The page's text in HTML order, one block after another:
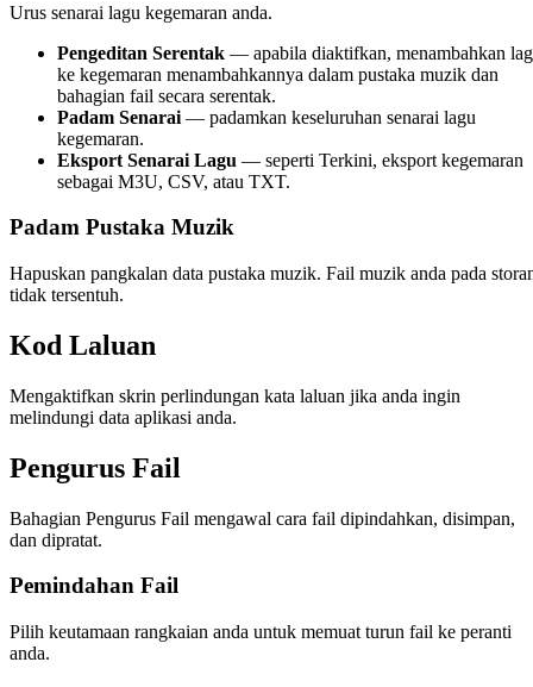
Urus senarai lagu kegemaran anda.
Pengeditan Serentak — apabila diaktifkan, menambahkan
ke kegemaran menambahkannya dalam pustaka muzik dan
bahagian fail secara serentak.
Padam Senarai — padamkan keseluruhan senarai lagu
kegemaran.
Eksport Senarai Lagu — seperti Terkini, eksport kegemaran
sebagai M3U, CSV, atau TXT.
Padam Pustaka Muzik
Hapuskan pangkalan data pustaka muzik. Fail muzik anda pada
tidak tersentuh.
Kod Laluan
Mengaktifkan skrin perlindungan kata laluan jika anda ingin
melindungi data aplikasi anda.
Pengurus Fail
Bahagian Pengurus Fail mengawal cara fail dipindahkan, disimpan,
dan dipratat.
Pemindahan Fail
Pilih keutamaan rangkaian anda untuk memuat turun fail ke peranti
anda.